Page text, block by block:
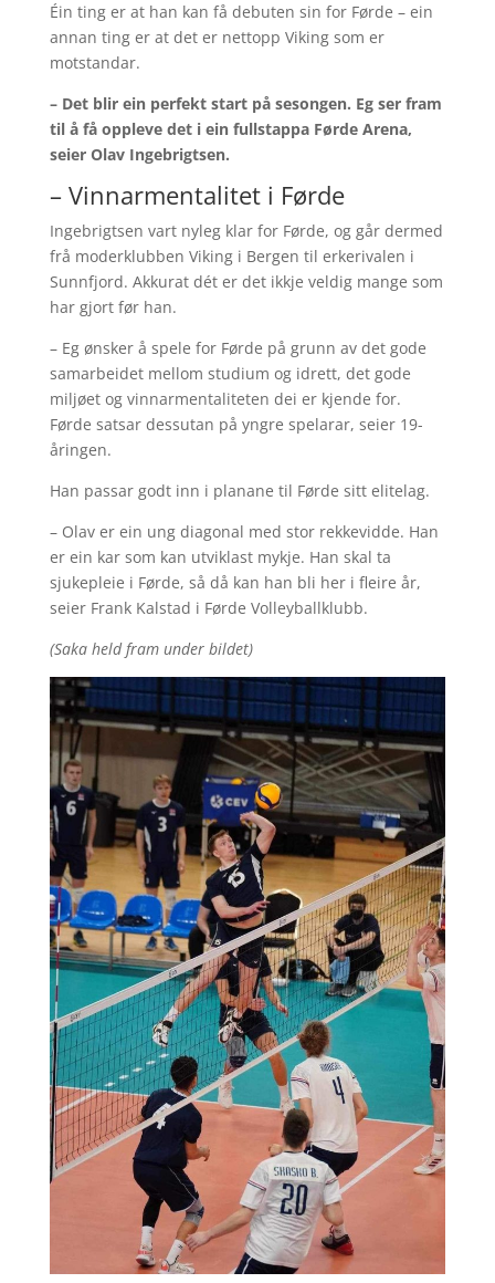
Éin ting er at han kan få debuten sin for Førde – ein
annan ting er at det er nettopp Viking som er
motstandar.
– Det blir ein perfekt start på sesongen. Eg ser fram
til å få oppleve det i ein fullstappa Førde Arena,
seier Olav Ingebrigtsen.
– Vinnarmentalitet i Førde
Ingebrigtsen vart nyleg klar for Førde, og går dermed
frå moderklubben Viking i Bergen til erkerivalen i
Sunnfjord. Akkurat dét er det ikkje veldig mange som
har gjort før han.
– Eg ønsker å spele for Førde på grunn av det gode
samarbeidet mellom studium og idrett, det gode
miljøet og vinnarmentaliteten dei er kjende for.
Førde satsar dessutan på yngre spelarar, seier 19-
åringen.
Han passar godt inn i planane til Førde sitt elitelag.
– Olav er ein ung diagonal med stor rekkevidde. Han
er ein kar som kan utviklast mykje. Han skal ta
sjukepleie i Førde, så då kan han bli her i fleire år,
seier Frank Kalstad i Førde Volleyballklubb.
(Saka held fram under bildet)